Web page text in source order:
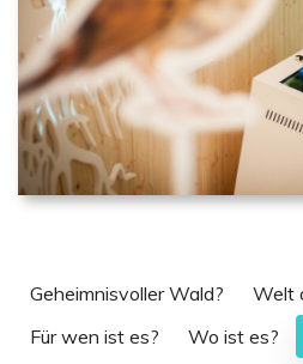
Geheimnisvoller Wald?
Welt
Für wen ist es?
Wo ist es?